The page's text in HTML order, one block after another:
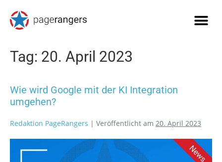
Tag: 20. April 2023
Wie wird Google mit der KI Integration
umgehen?
Redaktion PageRangers | Veröffentlicht am 20. April 2023